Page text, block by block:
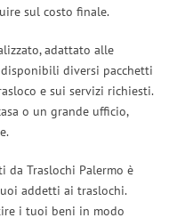
sul costo finale.
adattato alle
diversi pacchetti
e sui servizi richiesti.
o un grande ufficio,
da Traslochi Palermo è
addetti ai traslochi.
i tuoi beni in modo